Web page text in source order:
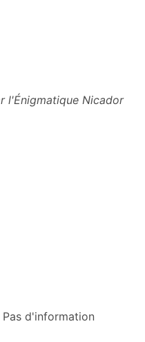
l'Énigmatique Nicador
Pas d'information